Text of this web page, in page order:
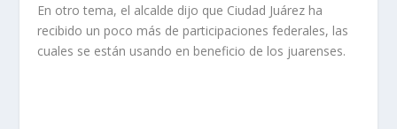
En otro tema, el alcalde dijo que Ciudad Juárez ha
recibido un poco más de participaciones federales, las
cuales se están usando en beneficio de los juarenses.